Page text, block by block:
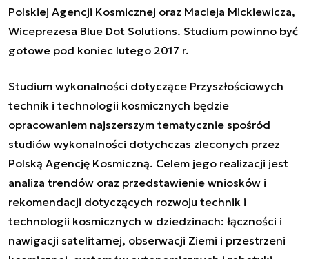
Polskiej Agencji Kosmicznej oraz Macieja Mickiewicza,
Wiceprezesa Blue Dot Solutions. Studium powinno być
gotowe pod koniec lutego 2017 r.
Studium wykonalności dotyczące Przyszłościowych
technik i technologii kosmicznych będzie
opracowaniem najszerszym tematycznie spośród
studiów wykonalności dotychczas zleconych przez
Polską Agencję Kosmiczną. Celem jego realizacji jest
analiza trendów oraz przedstawienie wniosków i
rekomendacji dotyczących rozwoju technik i
technologii kosmicznych w dziedzinach: łączności i
nawigacji satelitarnej, obserwacji Ziemi i przestrzeni